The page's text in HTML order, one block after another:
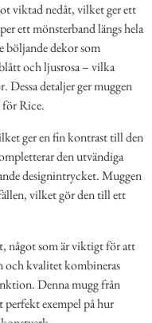
viktad nedåt, vilket ger ett
ett mönsterband längs hela
böljande dekor som
och ljusrosa – vilka
Dessa detaljer ger muggen
Rice.
ger en fin kontrast till den
den utvändiga
designintrycket. Muggen
vilket gör den till ett
något som är viktigt för att
och kvalitet kombineras
Denna mugg från
exempel på hur